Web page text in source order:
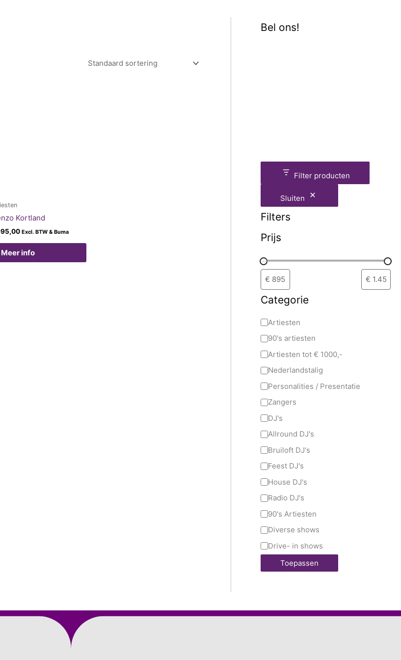
Kortland
Excl. BTW & Buma
Meer info
Bel ons!
Filter producten
Sluiten
Filters
Prijs
Categorie
Artiesten
90's artiesten
Artiesten tot € 1000,-
Nederlandstalig
Personalities / Presentatie
Zangers
DJ's
Allround DJ's
Bruiloft DJ's
Feest DJ's
House DJ's
Radio DJ's
90's Artiesten
Diverse shows
Drive- in shows
Toepassen